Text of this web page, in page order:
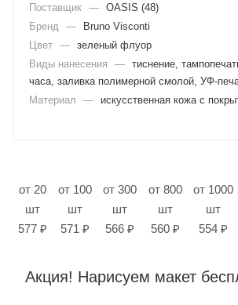
Поставщик — OASIS (48)
Бренд
—
Bruno Visconti
Цвет — зеленый флуор
Виды нанесения
— тиснение,
часа, заливка полимерной смолой, УФ-
Материал
— искусственная кожа с
от 20
шт
577 ₽
от 100
шт
571 ₽
от 300
шт
566 ₽
от 800
шт
560 ₽
от 1000
шт
554 ₽
Акция! Нарисуем макет